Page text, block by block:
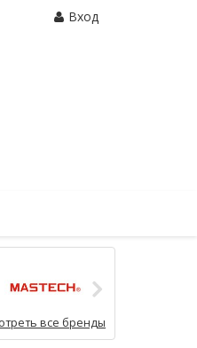
Вход
все бренды